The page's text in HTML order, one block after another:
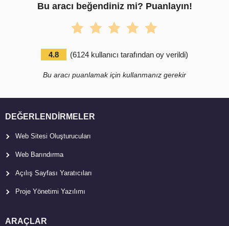
Bu aracı beğendiniz mi? Puanlayın!
4.8 (6124 kullanıcı tarafından oy verildi)
Bu aracı puanlamak için kullanmanız gerekir
DEĞERLENDIRMELER
Web Sitesi Oluşturucuları
Web Barındırma
Açılış Sayfası Yaratıcıları
Proje Yönetimi Yazılımı
ARAÇLAR